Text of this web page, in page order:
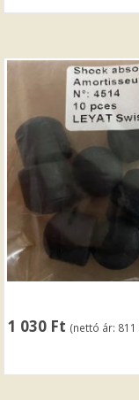
1 030 Ft (nettó ár: 811